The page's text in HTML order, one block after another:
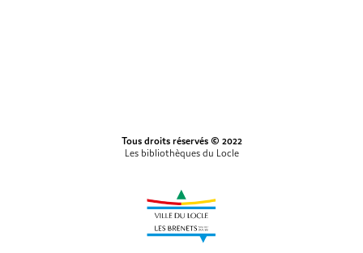
Tous droits réservés © 2022
Les bibliothèques du Locle